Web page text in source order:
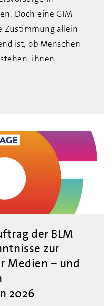
Doch eine GIM-
Zustimmung allein
ist, ob Menschen
ihnen
der BLM
zur
Medien – und
2026